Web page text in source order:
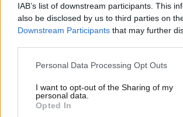
IAB’s list of downstream participants. This
also be disclosed by us to third parties on
Downstream Participants that may further
Please note that this website/app uses one
not limited to your visit or usage behaviour.
grant or deny consent to Google and its
use your data for below specified purposes
Personal Data Processing Opt Outs
I want to opt-out of the Sharing of my
personal data.
Opted In